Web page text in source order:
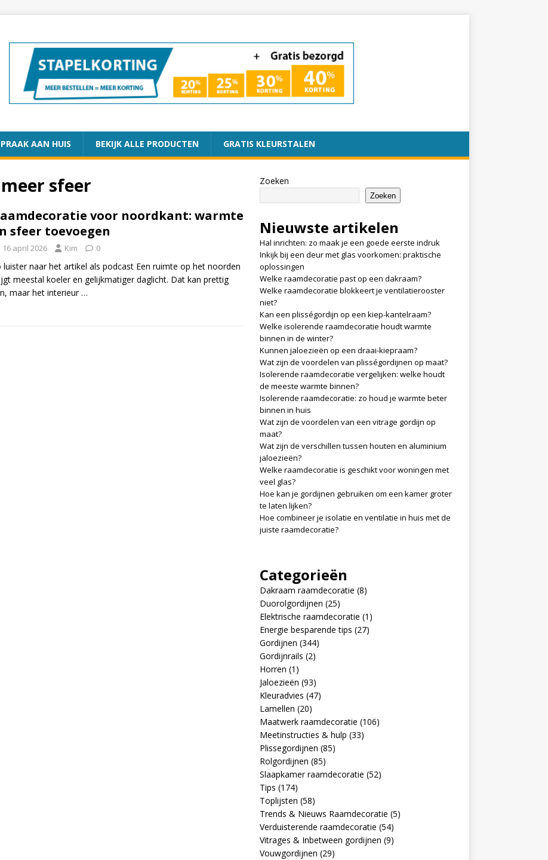
AAN HUIS BEKIJK ALLE PRODUCTEN GRATIS KLEURSTALEN
sfeer
voor noordkant: warmte
sfeer toevoegen
16 april 2026 Kim 0
luister naar het artikel als podcast Een ruimte op het noorden
meestal koeler en gelijkmatiger daglicht. Dat kan prettig
maar het interieur…
Zoeken
Zoeken
Nieuwste artikelen
Hal inrichten: zo maak je een goede eerste indruk
Inkijk bij een deur met glas voorkomen: praktische
oplossingen
Welke raamdecoratie past op een dakraam?
Welke raamdecoratie blokkeert je ventilatierooster
niet?
Kan een plisségordijn op een kiep-kantelraam?
Welke isolerende raamdecoratie houdt warmte
binnen in de winter?
Kunnen jaloezieën op een draai-kiepraam?
Wat zijn de voordelen van plisségordijnen op maat?
Isolerende raamdecoratie vergelijken: welke houdt
de meeste warmte binnen?
Isolerende raamdecoratie: zo houd je warmte beter
binnen in huis
Wat zijn de voordelen van een vitrage gordijn op
maat?
Wat zijn de verschillen tussen houten en aluminium
jaloezieën?
Welke raamdecoratie is geschikt voor woningen met
veel glas?
Hoe kan je gordijnen gebruiken om een kamer groter
te laten lijken?
Hoe combineer je isolatie en ventilatie in huis met de
juiste raamdecoratie?
Categorieën
Dakraam raamdecoratie (8)
Duorolgordijnen (25)
Elektrische raamdecoratie (1)
Energie besparende tips (27)
Gordijnen (344)
Gordijnrails (2)
Horren (1)
Jaloezieën (93)
Kleuradvies (47)
Lamellen (20)
Maatwerk raamdecoratie (106)
Meetinstructies & hulp (33)
Plissegordijnen (85)
Rolgordijnen (85)
Slaapkamer raamdecoratie (52)
Tips (174)
Toplijsten (58)
Trends & Nieuws Raamdecoratie (5)
Verduisterende raamdecoratie (54)
Vitrages & Inbetween gordijnen (9)
Vouwgordijnen (29)